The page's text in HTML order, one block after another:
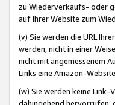
zu Wiederverkaufs- oder
auf Ihrer Website zum
(v) Sie werden die URL
werden, nicht in einer
nicht mit angemessenem
Links eine Amazon-
(w) Sie werden keine
dahingehend hervorrufen,